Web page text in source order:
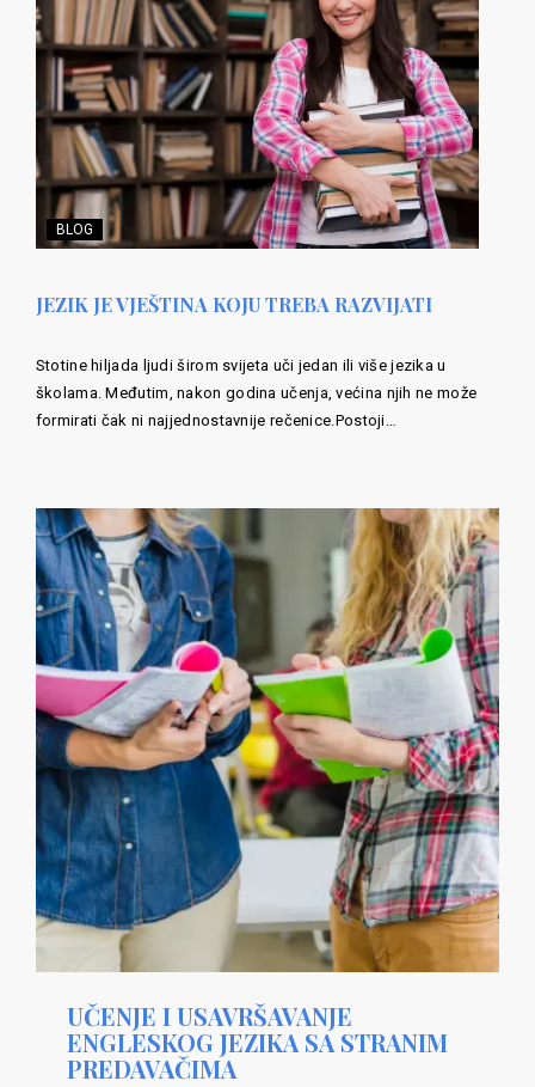
BLOG
JEZIK JE VJEŠTINA KOJU TREBA RAZVIJATI
Stotine hiljada ljudi širom svijeta uči jedan ili više jezika u
školama. Međutim, nakon godina učenja, većina njih ne može
formirati čak ni najjednostavnije rečenice.Postoji…
UČENJE I USAVRŠAVANJE
ENGLESKOG JEZIKA SA STRANIM
PREDAVAČIMA